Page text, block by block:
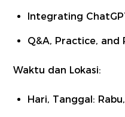
Integrating
Q&A, Practice, and
Waktu dan Lokasi:
Hari, Tanggal: